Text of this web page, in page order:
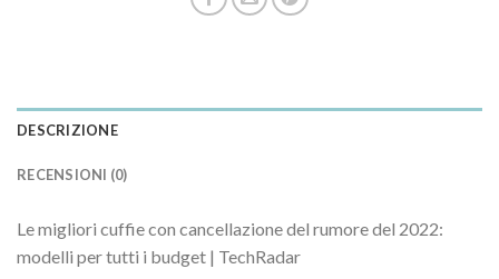
DESCRIZIONE
RECENSIONI (0)
Le migliori cuffie con cancellazione del rumore del 2022:
modelli per tutti i budget | TechRadar